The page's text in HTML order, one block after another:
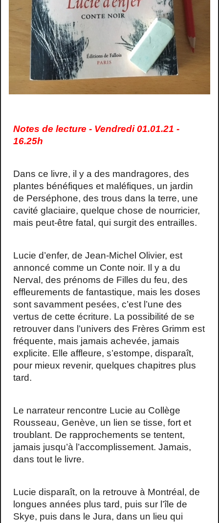
Notes de lecture - Vendredi 01.01.21 -
16.25h
Dans ce livre, il y a des mandragores, des
plantes bénéfiques et maléfiques, un jardin
de Perséphone, des trous dans la terre, une
cavité glaciaire, quelque chose de nourricier,
mais peut-être fatal, qui surgit des entrailles.
Lucie d’enfer, de Jean-Michel Olivier, est
annoncé comme un Conte noir. Il y a du
Nerval, des prénoms de Filles du feu, des
effleurements de fantastique, mais les doses
sont savamment pesées, c’est l’une des
vertus de cette écriture. La possibilité de se
retrouver dans l’univers des Frères Grimm est
fréquente, mais jamais achevée, jamais
explicite. Elle affleure, s’estompe, disparaît,
pour mieux revenir, quelques chapitres plus
tard.
Le narrateur rencontre Lucie au Collège
Rousseau, Genève, un lien se tisse, fort et
troublant. De rapprochements se tentent,
jamais jusqu’à l’accomplissement. Jamais,
dans tout le livre.
Lucie disparaît, on la retrouve à Montréal, de
longues années plus tard, puis sur l’île de
Skye, puis dans le Jura, dans un lieu qui